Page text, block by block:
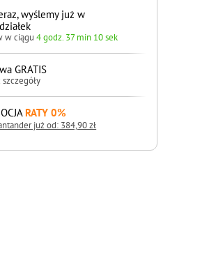
wyślemy już w
w ciągu4 godz. 37 min 9 sek
GRATIS
szczegóły
RATY 0%
już od: 384,90 zł